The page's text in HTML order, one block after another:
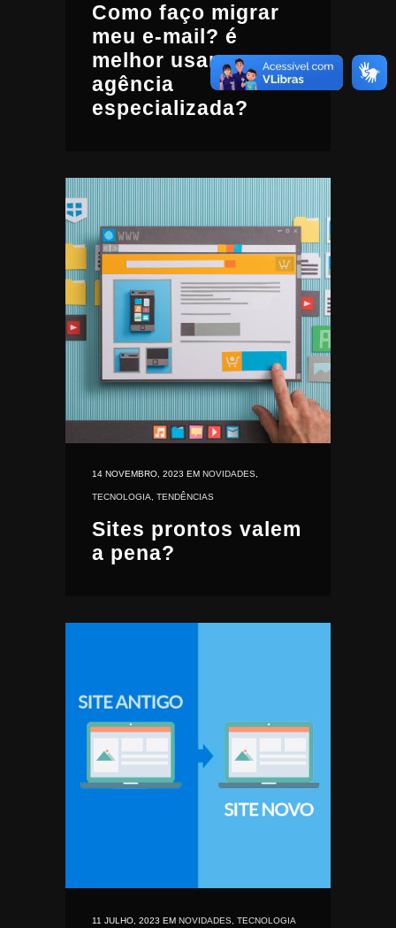
Como faço migrar
meu e-mail? é
melhor usar uma
agência
especializada?
14 NOVEMBRO, 2023 EM NOVIDADES
TECNOLOGIA TENDÊNCIAS
Sites prontos valem
a pena?
11 JULHO, 2023 EM NOVIDADES TECNOLOGIA